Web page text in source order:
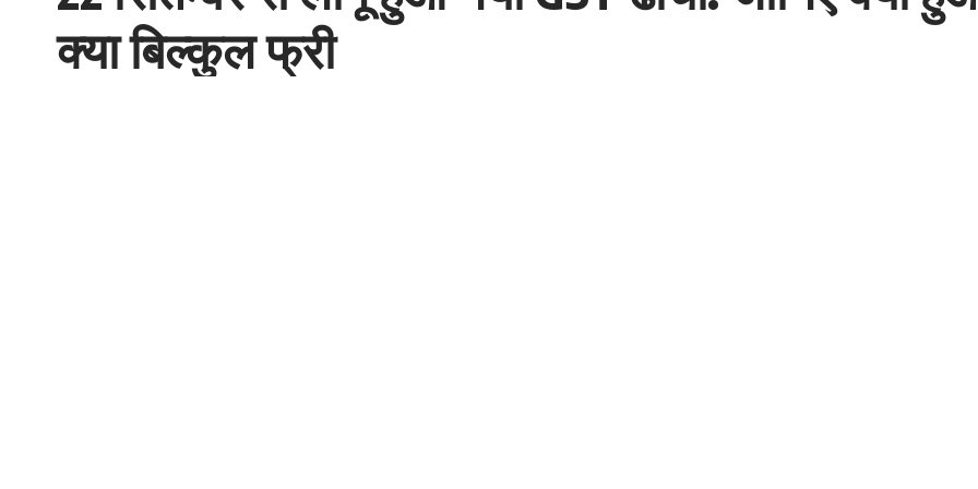
क्या बिल्कुल फ्री